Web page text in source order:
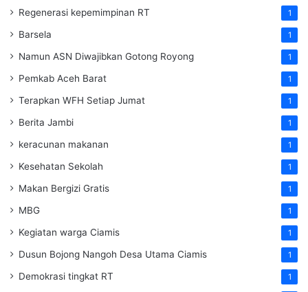
Regenerasi kepemimpinan RT 1
Barsela 1
Namun ASN Diwajibkan Gotong Royong 1
Pemkab Aceh Barat 1
Terapkan WFH Setiap Jumat 1
Berita Jambi 1
keracunan makanan 1
Kesehatan Sekolah 1
Makan Bergizi Gratis 1
MBG 1
Kegiatan warga Ciamis 1
Dusun Bojong Nangoh Desa Utama Ciamis 1
Demokrasi tingkat RT 1